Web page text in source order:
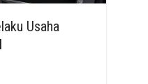
Usaha